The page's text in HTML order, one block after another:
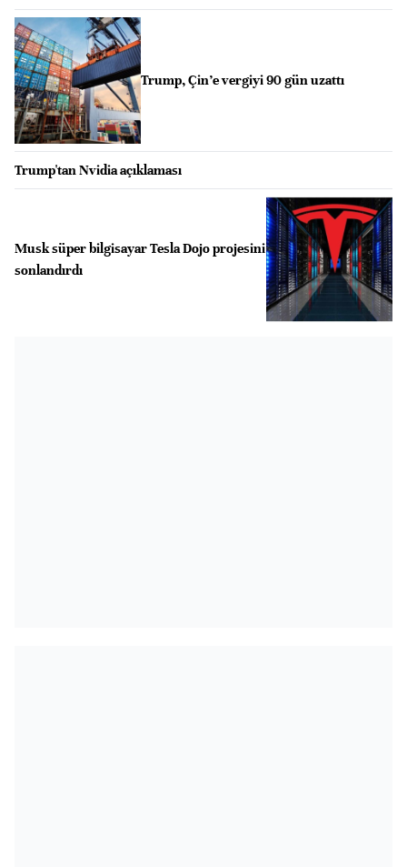
Trump, Çin’e vergiyi 90 gün uzattı
Trump'tan Nvidia açıklaması
Musk süper bilgisayar Tesla Dojo projesini
sonlandırdı